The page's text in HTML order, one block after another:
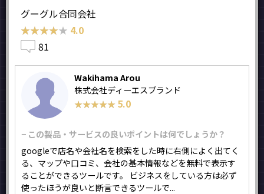
グーグル合同会社
★★★★★
★★★★★ 4.0
81
Wakihama Arou
株式会社ディーエスブランド
★★★★★
★★★★★ 5.0
− この製品・サービスの良いポイントは何でしょうか？
googleで店名や会社名を検索をした時に右側によく出てく
る、マップや口コミ、会社の基本情報などを無料で表示す
ることができるツールです。 ビジネスをしている方は必ず
使ったほうが良いと断言できるツールで...